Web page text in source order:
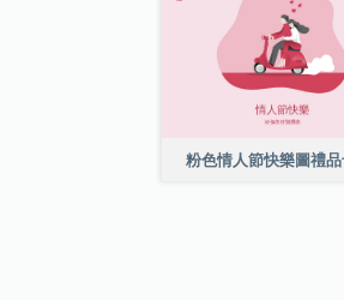
粉色情人節快樂圖禮